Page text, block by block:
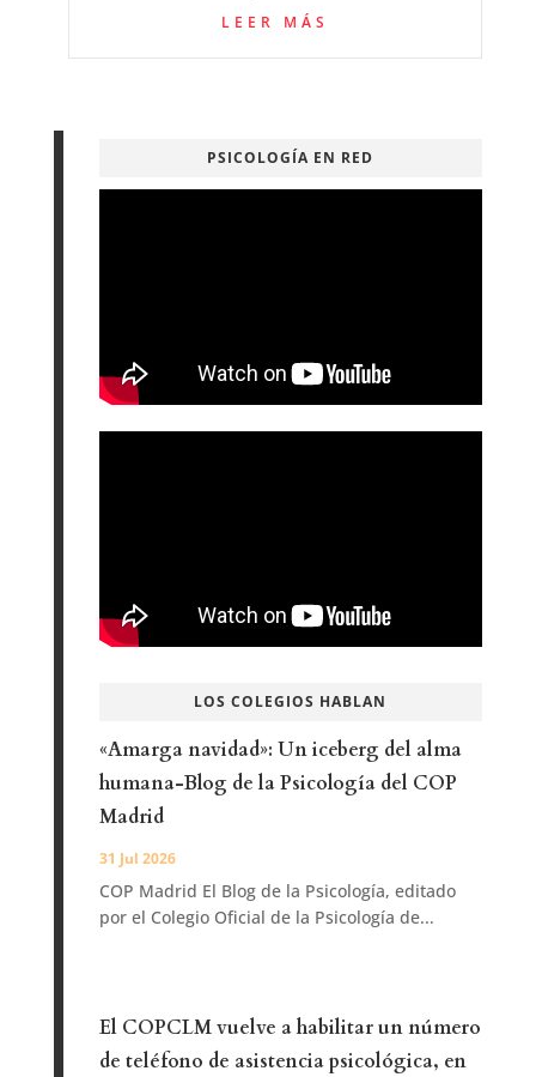
LEER MÁS
PSICOLOGÍA EN RED
LOS COLEGIOS HABLAN
«Amarga navidad»: Un iceberg del alma
humana-Blog de la Psicología del COP
Madrid
31 Jul 2026
COP Madrid El Blog de la Psicología, editado
por el Colegio Oficial de la Psicología de...
El COPCLM vuelve a habilitar un número
de teléfono de asistencia psicológica, en